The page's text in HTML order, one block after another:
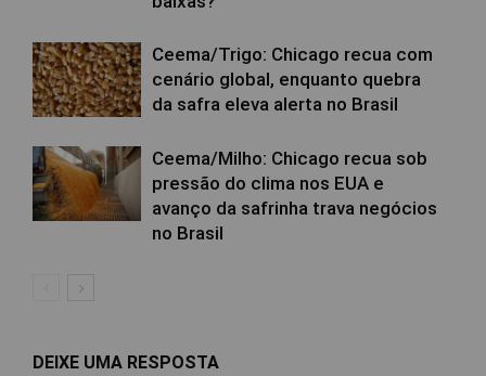
Ceema/Trigo: Chicago recua com
cenário global, enquanto quebra
da safra eleva alerta no Brasil
Ceema/Milho: Chicago recua sob
pressão do clima nos EUA e
avanço da safrinha trava negócios
no Brasil
DEIXE UMA RESPOSTA